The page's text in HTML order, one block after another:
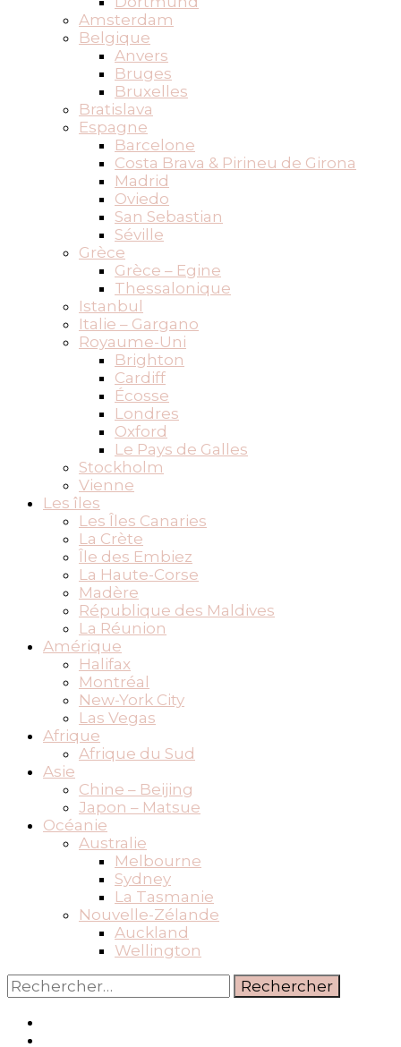
Amsterdam
Belgique
Anvers
Bruges
Bruxelles
Bratislava
Espagne
Barcelone
Costa Brava & Pirineu de Girona
Madrid
Oviedo
San Sebastian
Séville
Grèce
Grèce – Egine
Thessalonique
Istanbul
Italie – Gargano
Royaume-Uni
Brighton
Cardiff
Écosse
Londres
Oxford
Le Pays de Galles
Stockholm
Vienne
Les îles
Les Îles Canaries
La Crète
Île des Embiez
La Haute-Corse
Madère
République des Maldives
La Réunion
Amérique
Halifax
Montréal
New-York City
Las Vegas
Afrique
Afrique du Sud
Asie
Chine – Beijing
Japon – Matsue
Océanie
Australie
Melbourne
Sydney
La Tasmanie
Nouvelle-Zélande
Auckland
Wellington
Rechercher :